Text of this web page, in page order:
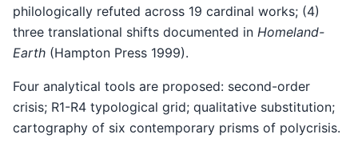
philologically refuted across 19 cardinal works; (4)
three translational shifts documented in Homeland-
Earth (Hampton Press 1999).
Four analytical tools are proposed: second-order
crisis; R1-R4 typological grid; qualitative substitution;
cartography of six contemporary prisms of polycrisis.